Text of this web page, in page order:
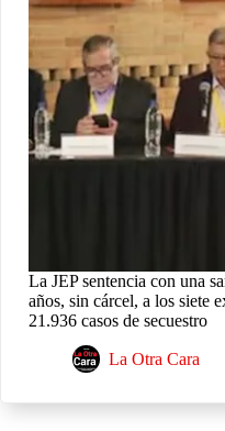
La JEP sentencia con una
años, sin cárcel, a los siete
21.936 casos de secuestro
La Otra Cara